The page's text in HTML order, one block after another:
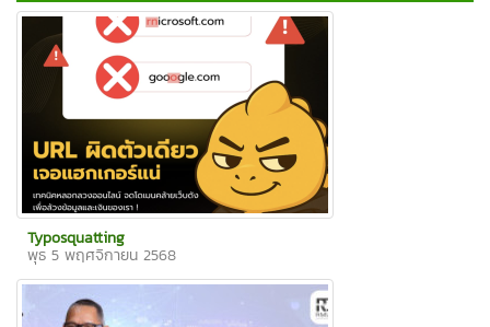
Typosquatting
พุธ 5 พฤศจิกายน 2568